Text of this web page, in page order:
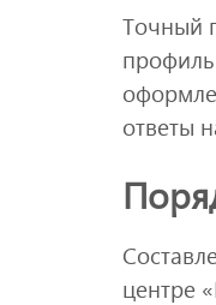
Точный
ответы
центре